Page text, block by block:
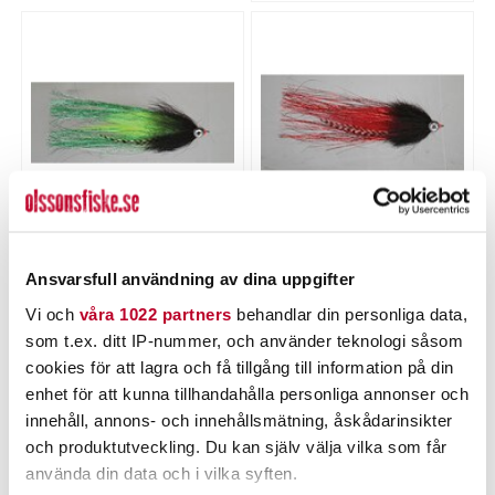
Ansvarsfull användning av dina uppgifter
Vi och våra 1022 partners behandlar din personliga data,
som t.ex. ditt IP-nummer, och använder teknologi såsom
cookies för att lagra och få tillgång till information på din
enhet för att kunna tillhandahålla personliga annonser och
innehåll, annons- och innehållsmätning, åskådarinsikter
och produktutveckling. Du kan själv välja vilka som får
använda din data och i vilka syften.
79,00 krTidigare pris :
129,00 kr
LÄGG I VARUKORGEN
79,00 krTidigare pris
129,00 kr
LÄGG I VARUKORGEN
PRODUKTBESKRIVNING